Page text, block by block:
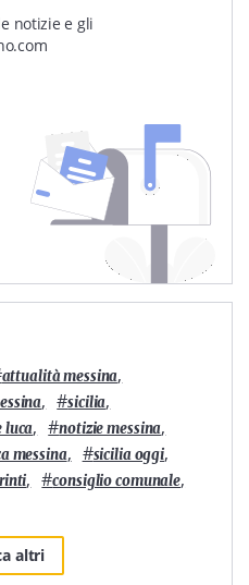
notizie e gli
attualità messina,
, #sicilia,
luca, #notizie messina,
messina, #sicilia oggi,
, #consiglio comunale,
altri